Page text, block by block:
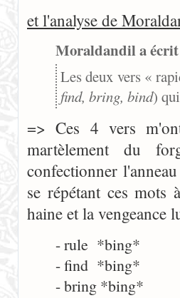
et l'analyse de
Moraldandil a
Les deux vers «
find, bring, bind)
=> Ces 4 vers
martèlement du
confectionner
se répétant ces
haine et la vengeance
- rule *bing*
- find *bing*
- bring *bing*